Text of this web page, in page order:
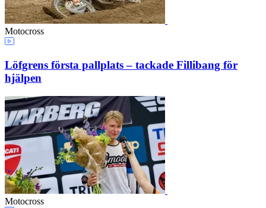
Motocross
Löfgrens första pallplats – tackade Fillibang för
hjälpen
Motocross